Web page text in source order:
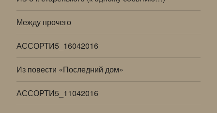
Между прочего
АССОРТИ5_16042016
Из повести «Последний дом»
АССОРТИ5_11042016